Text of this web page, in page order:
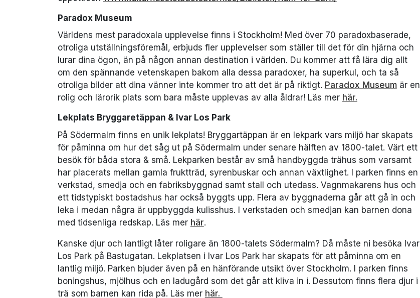
Paradox Museum
Världens mest paradoxala upplevelse finns i Stockholm! Med över 70 paradoxbaserade,
otroliga utställningsföremål, erbjuds fler upplevelser som ställer till det för din hjärna och
lurar dina ögon, än på någon annan destination i världen. Du kommer att få lära dig allt
om den spännande vetenskapen bakom alla dessa paradoxer, ha superkul, och ta så
otroliga bilder att dina vänner inte kommer tro att det är på riktigt. Paradox Museumär en
rolig och lärorik plats som bara måste upplevas av alla åldrar! Läs mer här.
Lekplats Bryggaretäppan & Ivar Los Park
På Södermalm finns en unik lekplats! Bryggartäppan är en lekpark vars miljö har skapats
för påminna om hur det såg ut på Södermalm under senare hälften av 1800-talet. Värt ett
besök för båda stora & små. Lekparken består av små handbyggda trähus som varsamt
har placerats mellan gamla fruktträd, syrenbuskar och annan växtlighet. I parken finns en
verkstad, smedja och en fabriksbyggnad samt stall och utedass. Vagnmakarens hus och
ett tidstypiskt bostadshus har också byggts upp. Flera av byggnaderna går att gå in och
leka i medan några är uppbyggda kulisshus. I verkstaden och smedjan kan barnen dona
med tidsenliga redskap. Läs mer här.
Kanske djur och lantligt låter roligare än 1800-talets Södermalm? Då måste ni besöka Ivar
Los Park på Bastugatan. Lekplatsen i Ivar Los Park har skapats för att påminna om en
lantlig miljö. Parken bjuder även på en hänförande utsikt över Stockholm. I parken finns
boningshus, mjölhus och en ladugård som det går att kliva in i. Dessutom finns flera djur i
trä som barnen kan rida på. Läs mer här.